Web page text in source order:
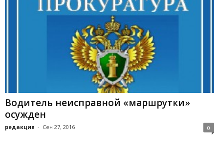
Водитель неисправной «маршрутки»
осужден
редакция - Сен 27, 2016 0